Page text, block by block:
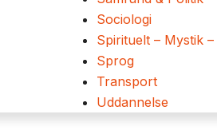
Sociologi
Spirituelt – Mystik
Sprog
Transport
Uddannelse